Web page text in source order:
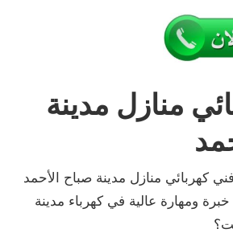
منازل مدينة
كهربائي منازل مدينة صباح الأحمد
ومهارة عالية في كهرباء مدينة